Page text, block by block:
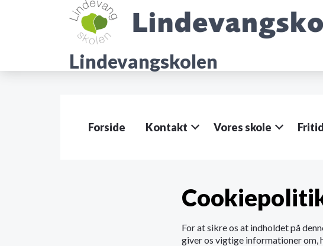
Lindevangskolen
Forside Kontakt Vores skole Fritid
For at sikre os at indholdet på
giver os vigtige informationer om,